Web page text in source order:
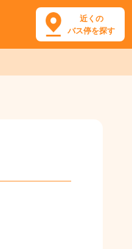
近くの
バス停を探す